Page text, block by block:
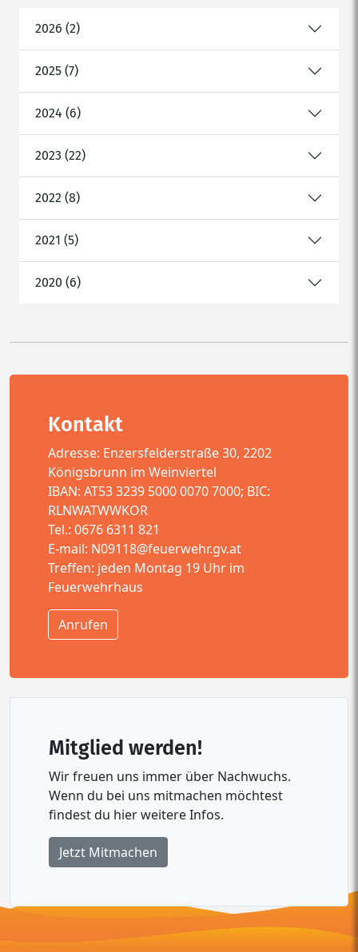
2026 (2)
2025 (7)
2024 (6)
2023 (22)
2022 (8)
2021 (5)
2020 (6)
Kontakt
Adresse: Enzersfelderstraße 30, 2202
Königsbrunn im Weinviertel
IBAN: AT53 3239 5000 0070 7000; BIC:
RLNWATWWKOR
Tel.: 0676 6311 821
E-mail: N09118@feuerwehr.gv.at
Treffen: jeden Montag 19 Uhr im
Feuerwehrhaus
Anrufen
Mitglied werden!
Wir freuen uns immer über Nachwuchs.
Wenn du bei uns mitmachen möchtest
findest du hier weitere Infos.
Jetzt Mitmachen